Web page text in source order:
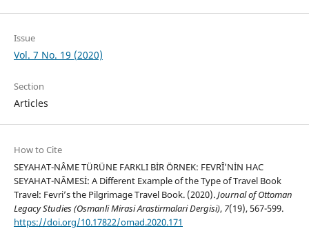
Issue
Vol. 7 No. 19 (2020)
Section
Articles
How to Cite
SEYAHAT-NÂME TÜRÜNE FARKLI BİR ÖRNEK: FEVRÎ’NİN HAC
SEYAHAT-NÂMESİ: A Different Example of the Type of Travel Book
Travel: Fevri’s the Pilgrimage Travel Book. (2020).Journal of Ottoman
Legacy Studies (Osmanli Mirasi Arastirmalari Dergisi), 7(19), 567-599.
https://doi.org/10.17822/omad.2020.171